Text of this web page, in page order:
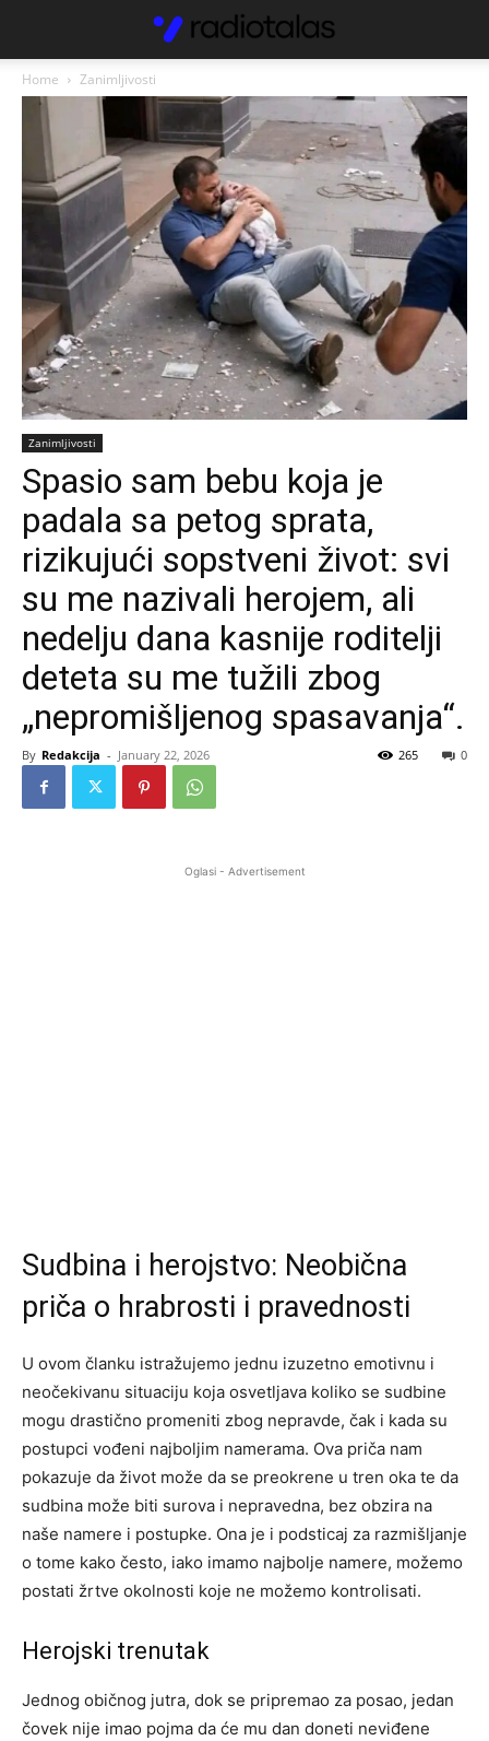
Home Zanimljivosti
Zanimljivosti
Spasio sam bebu koja je
padala sa petog sprata,
rizikujući sopstveni život: svi
su me nazivali herojem, ali
nedelju dana kasnije roditelji
deteta su me tužili zbog
„nepromišljenog spasavanja“.
By Redakcija - January 22, 2026 0
265
Oglasi - Advertisement
Sudbina i herojstvo: Neobična
priča o hrabrosti i pravednosti
U ovom članku istražujemo jednu izuzetno emotivnu i
neočekivanu situaciju koja osvetljava koliko se sudbine
mogu drastično promeniti zbog nepravde, čak i kada su
postupci vođeni najboljim namerama. Ova priča nam
pokazuje da život može da se preokrene u tren oka te da
sudbina može biti surova i nepravedna, bez obzira na
naše namere i postupke. Ona je i podsticaj za razmišljanje
o tome kako često, iako imamo najbolje namere, možemo
postati žrtve okolnosti koje ne možemo kontrolisati.
Herojski trenutak
Jednog običnog jutra, dok se pripremao za posao, jedan
čovek nije imao pojma da će mu dan doneti neviđene